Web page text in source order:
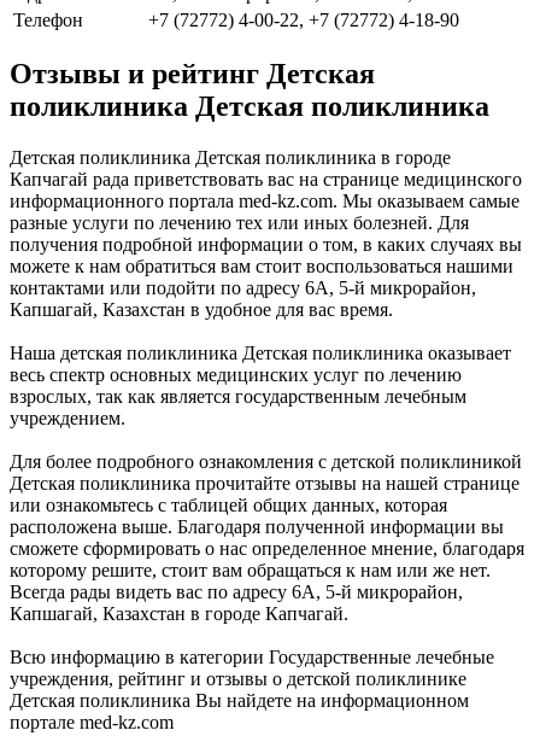
Телефон
+7 (72772) 4-00-22, +7 (72772) 4-18-90
Отзывы и рейтинг Детская
поликлиника Детская поликлиника
Детская поликлиника Детская поликлиника в городе
Капчагай рада приветствовать вас на странице медицинского
информационного портала med-kz.com. Мы оказываем самые
разные услуги по лечению тех или иных болезней. Для
получения подробной информации о том, в каких случаях вы
можете к нам обратиться вам стоит воспользоваться нашими
контактами или подойти по адресу 6А, 5-й микрорайон,
Капшагай, Казахстан в удобное для вас время.
Наша детская поликлиника Детская поликлиника оказывает
весь спектр основных медицинских услуг по лечению
взрослых, так как является государственным лечебным
учреждением.
Для более подробного ознакомления с детской поликлиникой
Детская поликлиника прочитайте отзывы на нашей странице
или ознакомьтесь с таблицей общих данных, которая
расположена выше. Благодаря полученной информации вы
сможете сформировать о нас определенное мнение, благодаря
которому решите, стоит вам обращаться к нам или же нет.
Всегда рады видеть вас по адресу 6А, 5-й микрорайон,
Капшагай, Казахстан в городе Капчагай.
Всю информацию в категории Государственные лечебные
учреждения, рейтинг и отзывы о детской поликлинике
Детская поликлиника Вы найдете на информационном
портале med-kz.com